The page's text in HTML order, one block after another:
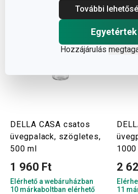
További
Egyetértek
Hozzájárulás
DELLA CASA csatos
üvegpalack, szögletes,
500 ml
1 960 Ft
Elérhető a webáruházban
10 márkaboltban elérhető
2
11